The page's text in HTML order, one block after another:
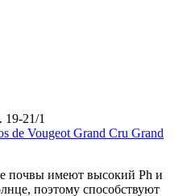
19-21/1
почвы имеют высокий Ph и
поэтому способствуют